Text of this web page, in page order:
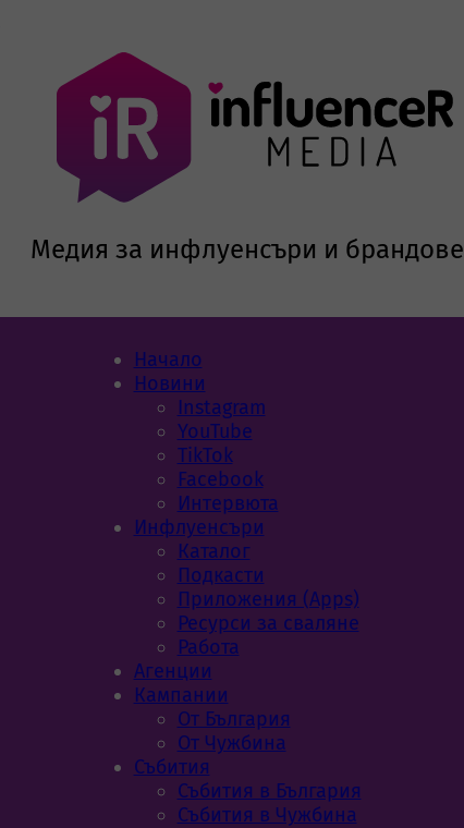
Медия за инфлуенсъри и брандове
Начало
Новини
Instagram
YouTube
TikTok
Facebook
Интервюта
Инфлуенсъри
Каталог
Подкасти
Приложения (Apps)
Ресурси за сваляне
Работа
Aгенции
Кампании
От България
От Чужбина
Събития
Събития в България
Събития в Чужбина